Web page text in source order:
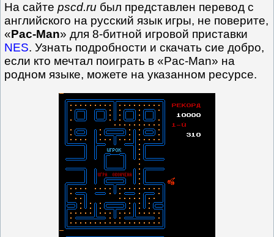
На сайте pscd.ru был представлен перевод с
английского на русский язык игры, не поверите,
«Pac-Man» для 8-битной игровой приставки
NES. Узнать подробности и скачать сие добро,
если кто мечтал поиграть в «Pac-Man» на
родном языке, можете на указанном ресурсе.